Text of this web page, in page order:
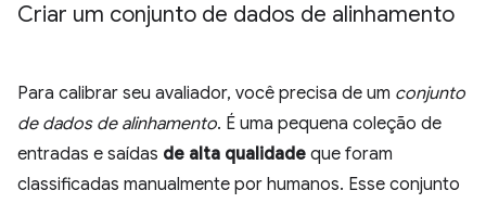
Criar um conjunto de dados de alinhamento
Para calibrar seu avaliador, você precisa de um conjunto
de dados de alinhamento. É uma pequena coleção de
entradas e saídas de alta qualidade que foram
classificadas manualmente por humanos. Esse conjunto